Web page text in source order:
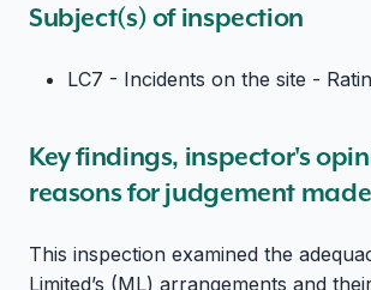
Subject(s) of inspection
LC7 - Incidents on the site -
Key findings, inspector's
reasons for judgement made
This inspection examined the
Limited’s (ML) arrangements and